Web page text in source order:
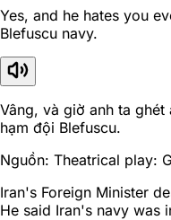
Yes, and he hates you
Blefuscu navy.
Vâng, và giờ anh ta ghét
hạm đội Blefuscu.
Nguồn: Theatrical play:
Iran's Foreign Minister
He said Iran's navy was